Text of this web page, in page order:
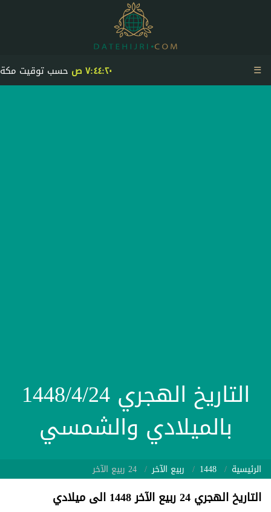
٧:٤٤:٢٠ ص حسب توقيت مكة ☰
التاريخ الهجري 1448/4/24
بالميلادي والشمسي
الرئيسية 1448 ربيع الآخر 24 ربيع الآخر
التاريخ الهجري 24 ربيع الآخر 1448 الى ميلادي